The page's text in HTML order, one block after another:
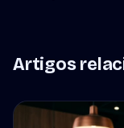
Artigos